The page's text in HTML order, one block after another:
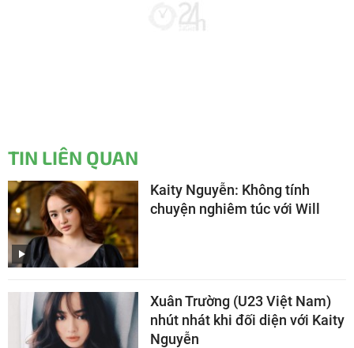
TIN LIÊN QUAN
Kaity Nguyễn: Không tính
chuyện nghiêm túc với Will
Xuân Trường (U23 Việt Nam)
nhút nhát khi đối diện với Kaity
Nguyễn